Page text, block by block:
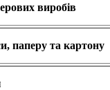
виробів
паперу та картону